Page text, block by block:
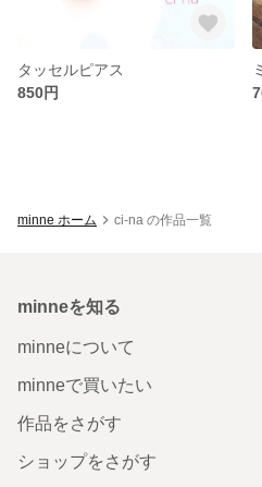
タッセルピアス
850円
minne ホーム ci-na の作品一覧
minneを知る
minneについて
minneで買いたい
作品をさがす
ショップをさがす